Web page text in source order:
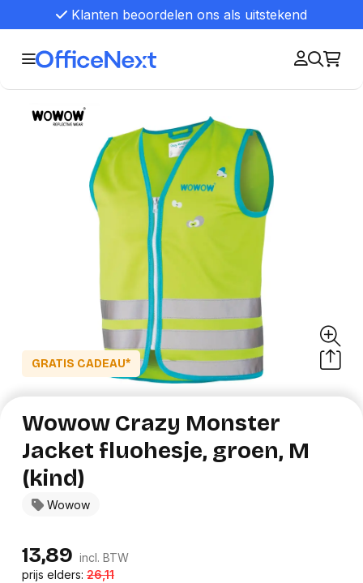
Klanten beoordelen ons als uitstekend
GRATIS CADEAU*
Wowow
Wowow Crazy Monster
Jacket fluohesje, groen, M
(kind)
13,89 incl. BTW
prijs elders:26,11